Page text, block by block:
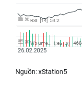
Nguồn: xStation5